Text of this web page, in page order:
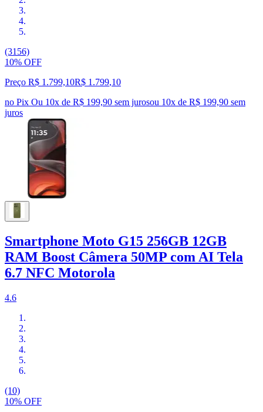
(3156)
10% OFF
Preço R$ 1.799,10R$ 1.799,10
no Pix Ou 10x de R$ 199,90 sem jurosou 10x de R$ 199,90 sem
juros
Smartphone Moto G15 256GB 12GB
RAM Boost Câmera 50MP com AI Tela
6.7 NFC Motorola
4.6
(10)
10% OFF